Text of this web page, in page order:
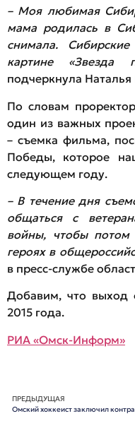
– Моя любимая
мама родилась в
снимала.
картине «Звезда
подчеркнула
По словам
один из важных
– съемка фильма,
Победы, которое
следующем году.
– В течение дня
общаться с
войны, чтобы потом
героях в
в пресс-службе
Добавим, что выход
2015 года.
РИА «Омск-Информ»
ПРЕДЫДУЩАЯ